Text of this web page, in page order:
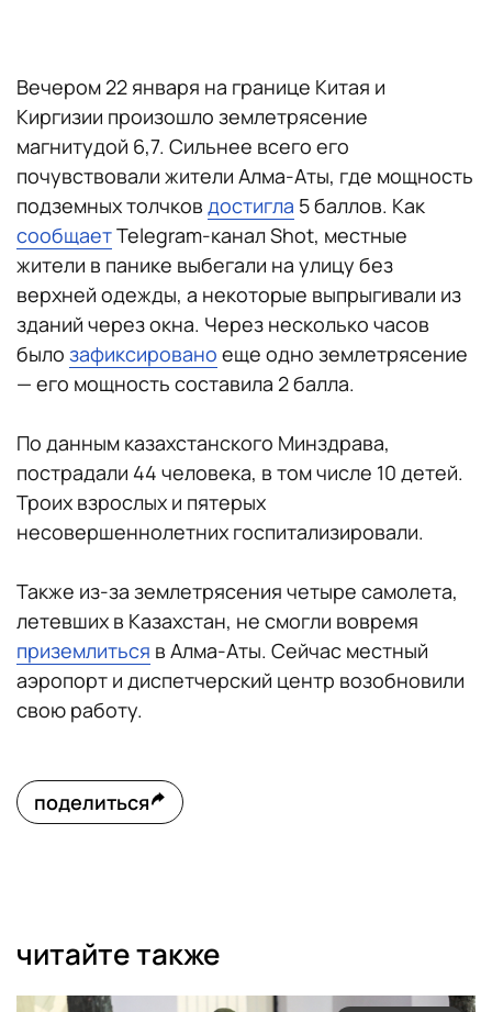
Вечером 22 января на границе Китая и
Киргизии произошло землетрясение
магнитудой 6,7. Сильнее всего его
почувствовали жители Алма-Аты, где мощность
подземных толчков достигла 5 баллов. Как
сообщаетTelegram-канал Shot, местные
жители в панике выбегали на улицу без
верхней одежды, а некоторые выпрыгивали из
зданий через окна. Через несколько часов
было зафиксировано еще одно землетрясение
— его мощность составила 2 балла.
По данным казахстанского Минздрава,
пострадали 44 человека, в том числе 10 детей.
Троих взрослых и пятерых
несовершеннолетних госпитализировали.
Также из-за землетрясения четыре самолета,
летевших в Казахстан, не смогли вовремя
приземлиться в Алма-Аты. Сейчас местный
аэропорт и диспетчерский центр возобновили
свою работу.
поделиться
читайте также